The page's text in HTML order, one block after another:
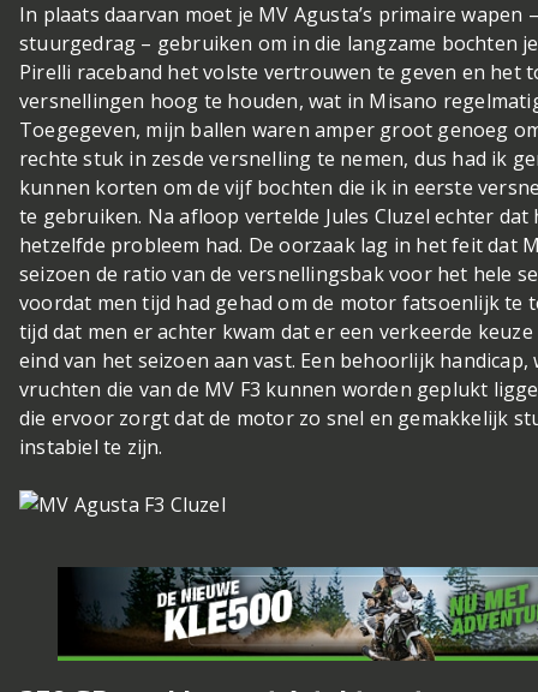
In plaats daarvan moet je MV Agusta’s primaire
stuurgedrag – gebruiken om in die langzame bochten
Pirelli raceband het volste vertrouwen te geven en het
versnellingen hoog te houden, wat in Misano
Toegegeven, mijn ballen waren amper groot genoeg
rechte stuk in zesde versnelling te nemen, dus had ik
kunnen korten om de vijf bochten die ik in eerste
te gebruiken. Na afloop vertelde Jules Cluzel echter dat
hetzelfde probleem had. De oorzaak lag in het feit dat
seizoen de ratio van de versnellingsbak voor het hele
voordat men tijd had gehad om de motor fatsoenlijk te
tijd dat men er achter kwam dat er een verkeerde
eind van het seizoen aan vast. Een behoorlijk
vruchten die van de MV F3 kunnen worden geplukt
die ervoor zorgt dat de motor zo snel en gemakkelijk
instabiel te zijn.